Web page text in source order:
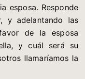
esposa. Responde
y adelantando las
de la esposa
y cuál será su
llamaríamos la